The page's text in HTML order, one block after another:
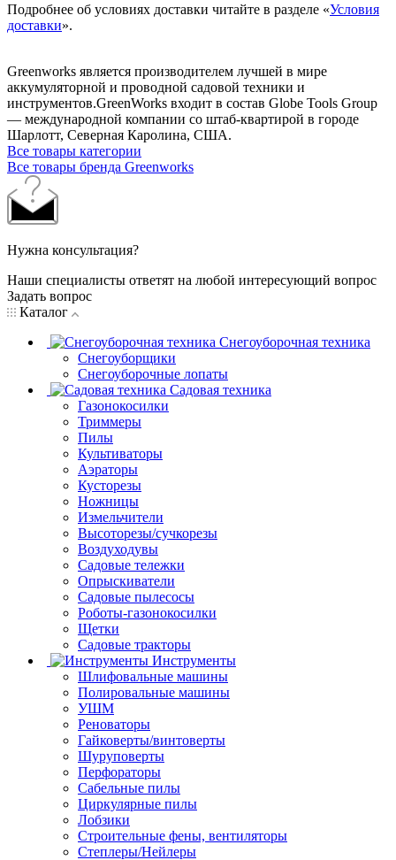
Подробнее об условиях доставки читайте в разделе «Условия
доставки».
Greenworks является производителем лучшей в мире
аккумуляторной и проводной садовой техники и
инструментов.GreenWorks входит в состав Globe Tools Group
— международной компании со штаб-квартирой в городе
Шарлотт, Северная Каролина, США.
Все товары категории
Все товары бренда Greenworks
Нужна консультация?
Наши специалисты ответят на любой интересующий вопрос
Задать вопрос
Каталог
Снегоуборочная техника
Снегоуборщики
Снегоуборочные лопаты
Садовая техника
Газонокосилки
Триммеры
Пилы
Культиваторы
Аэраторы
Кусторезы
Ножницы
Измельчители
Высоторезы/сучкорезы
Воздуходувы
Садовые тележки
Опрыскиватели
Садовые пылесосы
Роботы-газонокосилки
Щетки
Садовые тракторы
Инструменты
Шлифовальные машины
Полировальные машины
УШМ
Реноваторы
Гайковерты/винтоверты
Шуруповерты
Перфораторы
Сабельные пилы
Циркулярные пилы
Лобзики
Строительные фены, вентиляторы
Степлеры/Нейлеры